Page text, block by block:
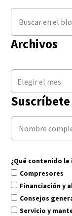
Archivos
Elegir el mes
¿Qué contenido le
Compresores
Financiación y
Consejos
Servicio y